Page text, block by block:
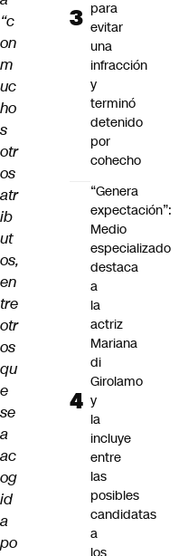
“c
on
m
uc
ho
s
otr
os
atr
ib
ut
os,
en
tre
otr
os
qu
e
se
a
ac
og
id
a
po
para
evitar
una
infracción
y
terminó
detenido
por
cohecho
“Genera
expectación”:
Medio
especializado
destaca
a
la
actriz
Mariana
di
Girolamo
y
la
incluye
entre
las
posibles
candidatas
a
los